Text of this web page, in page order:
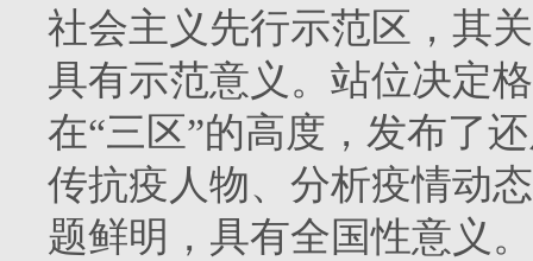
社会主义先行示范区，其
具有示范意义。站位决定
在“三区”的高度，发布了
传抗疫人物、分析疫情动
题鲜明，具有全国性意义。